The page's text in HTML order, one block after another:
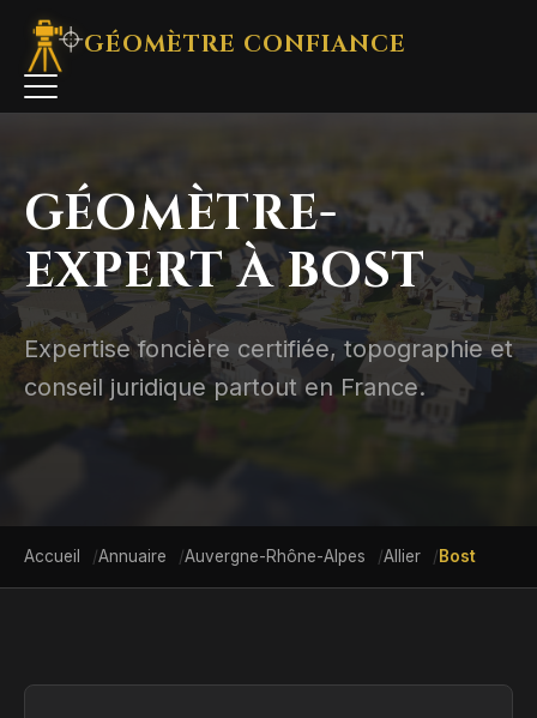
GÉOMÈTRE CONFIANCE
GÉOMÈTRE-
EXPERT À BOST
Expertise foncière certifiée, topographie et
conseil juridique partout en France.
Accueil Annuaire Auvergne-Rhône-Alpes Allier Bost